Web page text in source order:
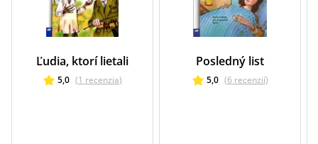
Ľudia, ktorí lietali
5,0 (1 recenzia)
Posledný list
5,0 (6 recenzií)